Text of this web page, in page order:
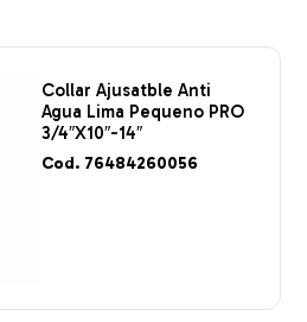
Collar Ajusatble Anti
Agua Lima Pequeno PRO
3/4″X10″-14″
Cod. 76484260056